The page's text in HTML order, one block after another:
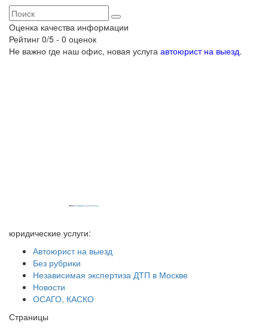
Оценка качества информации
Рейтинг 0/5 - 0 оценок
Не важно где наш офис, новая услуга автоюрист на выезд.
Powered by embedgooglemaps EN & iamsterdamcard.it
юридические услуги:
Автоюрист на выезд
Без рубрики
Независимая экспертиза ДТП в Москве
Новости
ОСАГО, КАСКО
Страницы